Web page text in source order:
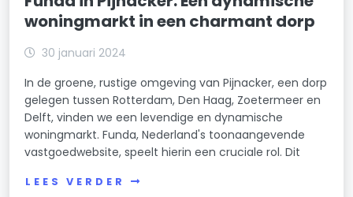
woningmarkt in een charmant dorp
30 januari 2024
In de groene, rustige omgeving van Pijnacker, een dorp
gelegen tussen Rotterdam, Den Haag, Zoetermeer en
Delft, vinden we een levendige en dynamische
woningmarkt. Funda, Nederland's toonaangevende
vastgoedwebsite, speelt hierin een cruciale rol. Dit
LEES VERDER